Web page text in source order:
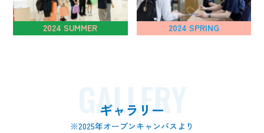
2024 SUMMER 2024 SPRING
ギャラリー
GALLERY
※2025年オープンキャンパスより